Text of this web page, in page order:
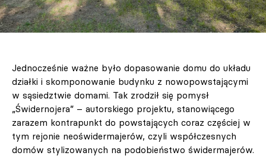
Jednocześnie ważne było dopasowanie domu do układu
działki i skomponowanie budynku z nowopowstającymi
w sąsiedztwie domami. Tak zrodził się pomysł
„Świdernojera” – autorskiego projektu, stanowiącego
zarazem kontrapunkt do powstających coraz częściej w
tym rejonie neoświdermajerów, czyli współczesnych
domów stylizowanych na podobieństwo świdermajerów.